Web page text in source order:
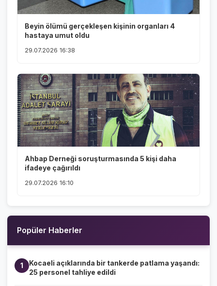
Beyin ölümü gerçekleşen kişinin organları 4
hastaya umut oldu
29.07.2026 16:38
Ahbap Derneği soruşturmasında 5 kişi daha
ifadeye çağırıldı
29.07.2026 16:10
Popüler Haberler
1
Kocaeli açıklarında bir tankerde patlama yaşandı:
25 personel tahliye edildi